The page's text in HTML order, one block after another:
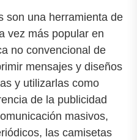
son una herramienta de
vez más popular en
no convencional de
mensajes y diseños
y utilizarlas como
de la publicidad
masivos,
las camisetas